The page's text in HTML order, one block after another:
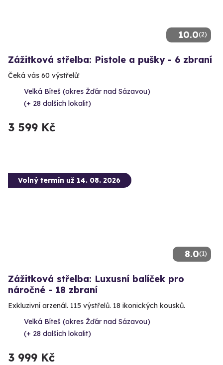
10.0(2)
Zážitková střelba: Pistole a pušky - 6 zbraní
Čeká vás 60 výstřelů!
Velká Bíteš (okres Žďár nad Sázavou)
(+ 28 dalších lokalit)
3 599 Kč
8.0(1)
Volný termín už 14. 08. 2026
Zážitková střelba: Luxusní balíček pro
náročné - 18 zbraní
Exkluzivní arzenál. 115 výstřelů. 18 ikonických kousků.
Velká Bíteš (okres Žďár nad Sázavou)
(+ 28 dalších lokalit)
3 999 Kč